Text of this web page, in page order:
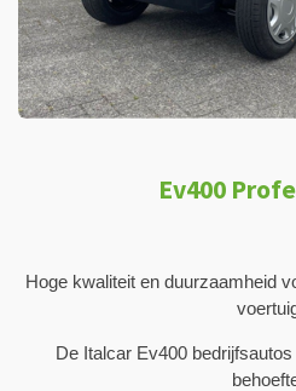
Ev400
Hoge kwaliteit en duurzaamheid
De Italcar Ev400